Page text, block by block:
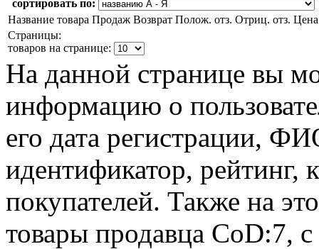
сортировать по:
Название товара Продаж Возврат Полож. отз. Отриц. отз. Цена
Страницы:
товаров на странице:
На данной странице вы
информацию о
его дата регистрации,
идентификатор, рейтинг,
покупателей. Также на
товары продавца CoD:7,